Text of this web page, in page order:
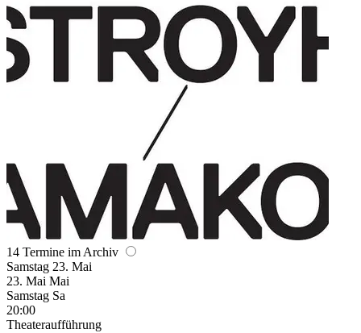
14 Termine im Archiv
Samstag 23. Mai
23. Mai Mai
Samstag Sa
20:00
Theateraufführung